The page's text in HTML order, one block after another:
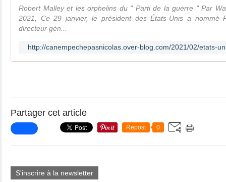
Robert Malley et les orphelins du " Parti de la guerre " Par
2021, Ce 29 janvier, le président des États-Unis a nommé
directeur gén...
http://canempechepasnicolas.over-blog.com/2021/02/etats-
Partager cet article
Repost 0
S'inscrire à la newsletter